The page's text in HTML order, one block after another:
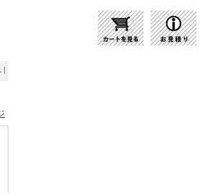
紹介 | 照明器具の通販・インテリア照明の通信販売【